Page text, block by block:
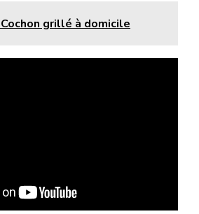
grillé à domicile